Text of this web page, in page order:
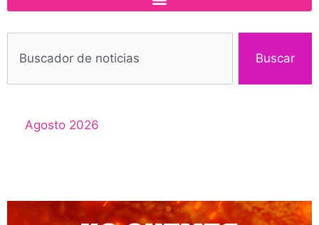
Buscar
Agosto 2026